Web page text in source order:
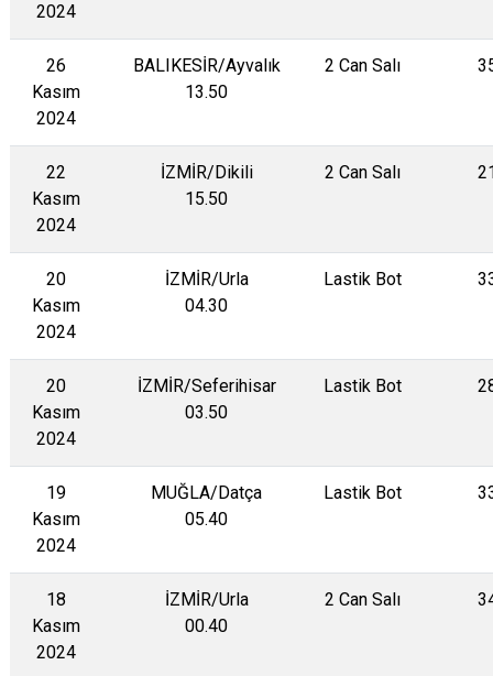
2024
26
Kasım
2024
BALIKESİR/Ayvalık
13.50
2 Can Salı
22
Kasım
2024
İZMİR/Dikili
15.50
2 Can Salı
20
Kasım
2024
İZMİR/Urla
04.30
Lastik Bot
20
Kasım
2024
İZMİR/Seferihisar
03.50
Lastik Bot
19
Kasım
2024
MUĞLA/Datça
05.40
Lastik Bot
18
Kasım
2024
İZMİR/Urla
00.40
2 Can Salı